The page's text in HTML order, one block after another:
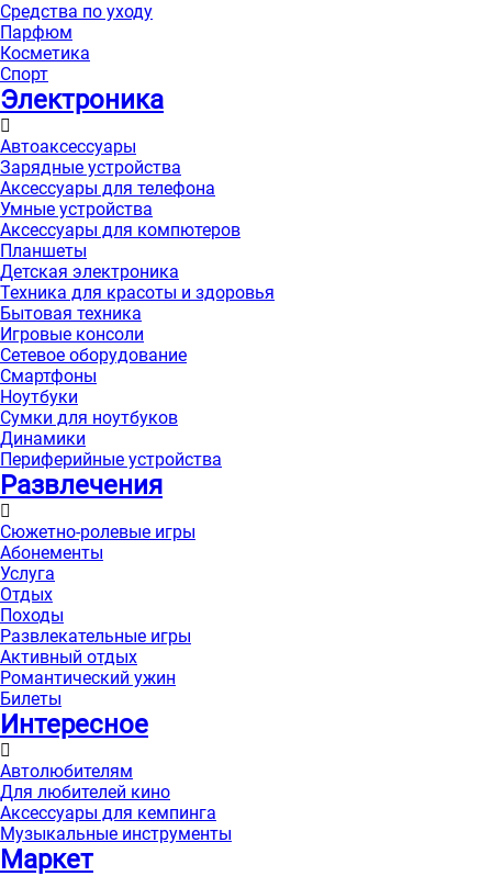
Средства по уходу
Парфюм
Косметика
Спорт
Электроника
Автоаксессуары
Зарядные устройства
Аксессуары для телефона
Умные устройства
Аксессуары для компютеров
Планшеты
Детская электроника
Техника для красоты и здоровья
Бытовая техника
Игровые консоли
Сетевое оборудование
Смартфоны
Ноутбуки
Сумки для ноутбуков
Динамики
Периферийные устройства
Развлечения
Сюжетно-ролевые игры
Абонементы
Услуга
Отдых
Походы
Развлекательные игры
Активный отдых
Романтический ужин
Билеты
Интересноe
Автолюбителям
Для любителей кино
Аксессуары для кемпинга
Музыкальные инструменты
Маркет